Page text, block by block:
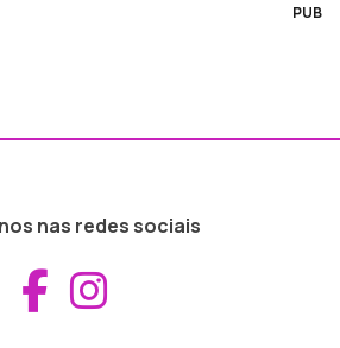
PUB
nas redes sociais
Aceder ao